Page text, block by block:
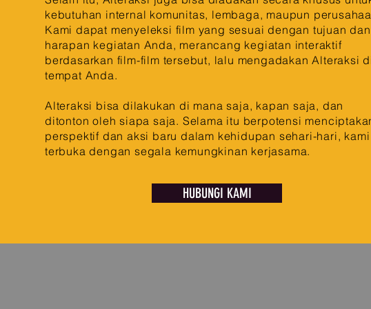
kebutuhan internal komunitas, lembaga, maupun
Kami dapat menyeleksi film yang sesuai dengan tujuan dan
harapan kegiatan Anda, merancang kegiatan interaktif
berdasarkan film-film tersebut, lalu mengadakan Alteraksi
tempat Anda.
Alteraksi bisa dilakukan di mana saja, kapan saja, dan
ditonton oleh siapa saja. Selama itu berpotensi
perspektif dan aksi baru dalam kehidupan sehari-hari, kami
terbuka dengan segala kemungkinan kerjasama.
HUBUNGI KAMI